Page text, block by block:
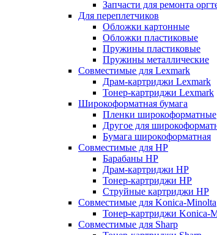
Запчасти для ремонта
Для переплетчиков
Обложки картонные
Обложки пластиковые
Пружины пластиковые
Пружины металлические
Совместимые для Lexmark
Драм-картриджи Lexmark
Тонер-картриджи Lexmark
Широкоформатная бумага
Пленки широкоформатные
Другое для
Бумага широкоформатная
Совместимые для HP
Барабаны HP
Драм-картриджи HP
Тонер-картриджи HP
Струйные картриджи HP
Совместимые для Konica-Minolta
Тонер-картриджи Konica-
Совместимые для Sharp